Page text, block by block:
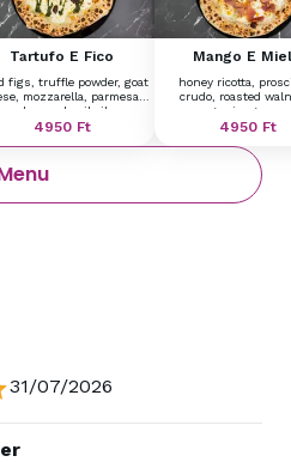
Tartufo E Fico
figs, truffle powder, goat
mozzarella, parmesan
cheese, basil oil
4950Ft
Mango E
honey ricotta,
crudo, roasted
mango vinegar
gorgonzola,
4950Ft
31/07/2026